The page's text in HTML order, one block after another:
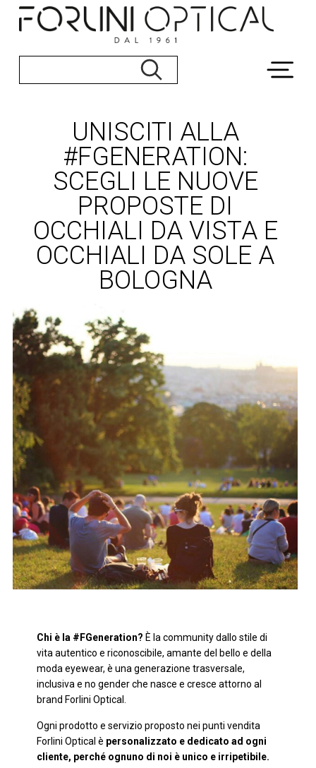
UNISCITI ALLA
#FGENERATION:
SCEGLI LE NUOVE
PROPOSTE DI
OCCHIALI DA VISTA E
OCCHIALI DA SOLE A
BOLOGNA
Chi è la #FGeneration? È la community dallo stile di
vita autentico e riconoscibile, amante del bello e della
moda eyewear, è una generazione trasversale,
inclusiva e no gender che nasce e cresce attorno al
brand Forlini Optical.
Ogni prodotto e servizio proposto nei punti vendita
Forlini Optical è personalizzato e dedicato ad ogni
cliente, perché ognuno di noi è unico e irripetibile.